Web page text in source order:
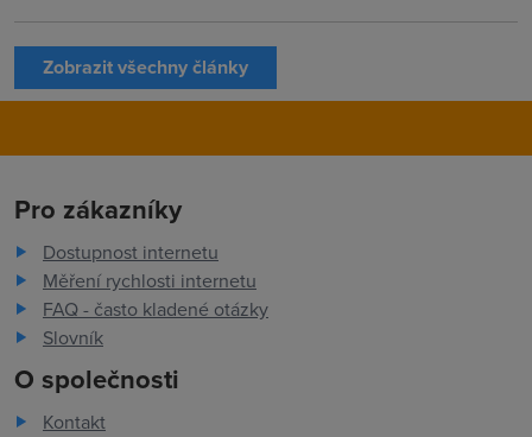
Zobrazit všechny články
Pro zákazníky
Dostupnost internetu
Měření rychlosti internetu
FAQ - často kladené otázky
Slovník
O společnosti
Kontakt